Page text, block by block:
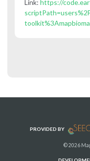
Link: https://
PROVIDED BY
© 2026